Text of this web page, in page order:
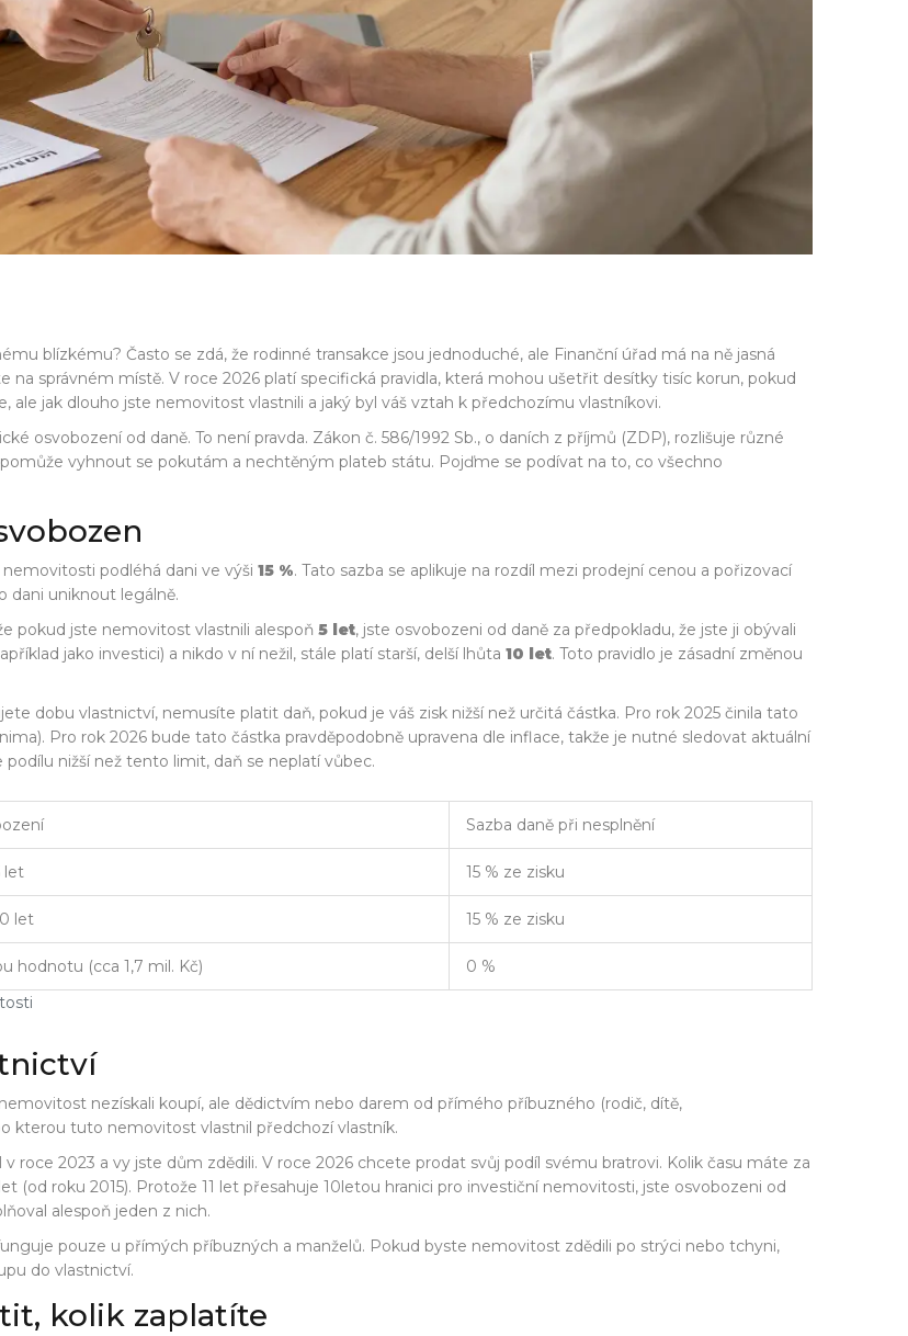
blízkému? Často se zdá, že rodinné transakce jsou jednoduché, ale Finanční úřad má na ně jasná
na správném místě. V roce 2026 platí specifická pravidla, která mohou ušetřit desítky tisíc korun, pokud
jak dlouho jste nemovitost vlastnili a jaký byl váš vztah k předchozímu vlastníkovi.
osvobození od daně. To není pravda. Zákon č. 586/1992 Sb., o daních z příjmů (ZDP), rozlišuje různé
vyhnout se pokutám a nechtěným plateb státu. Pojďme se podívat na to, co všechno
podléhá dani ve výši 15 %. Tato sazba se aplikuje na rozdíl mezi prodejní cenou a pořizovací
dani uniknout legálně.
pokud jste nemovitost vlastnili alespoň 5 let, jste osvobozeni od daně za předpokladu, že jste ji obývali
jako investici) a nikdo v ní nežil, stále platí starší, delší lhůta 10 let. Toto pravidlo je zásadní změnou
dobu vlastnictví, nemusíte platit daň, pokud je váš zisk nižší než určitá částka. Pro rok 2025 činila tato
Pro rok 2026 bude tato částka pravděpodobně upravena dle inflace, takže je nutné sledovat aktuální
nižší než tento limit, daň se neplatí vůbec.
Sazba daně při nesplnění
let 15 % ze zisku
let 15 % ze zisku
hodnotu (cca 1,7 mil. Kč) 0 %
nezískali koupí, ale dědictvím nebo darem od přímého příbuzného (rodič, dítě,
kterou tuto nemovitost vlastnil předchozí vlastník.
roce 2023 a vy jste dům zdědili. V roce 2026 chcete prodat svůj podíl svému bratrovi. Kolik času máte za
(od roku 2015). Protože 11 let přesahuje 10letou hranici pro investiční nemovitosti, jste osvobozeni od
alespoň jeden z nich.
pouze u přímých příbuzných a manželů. Pokud byste nemovitost zdědili po strýci nebo tchyni,
do vlastnictví.
kolik zaplatíte